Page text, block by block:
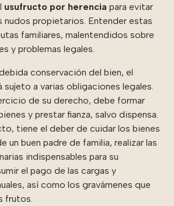
usufructo por herencia para evitar
propietarios. Entender estas
familiares, malentendidos sobre
y problemas legales.
conservación del bien, el
a varias obligaciones legales.
de su derecho, debe formar
y prestar fianza, salvo dispensa.
tiene el deber de cuidar los bienes
un buen padre de familia, realizar las
indispensables para su
el pago de las cargas y
así como los gravámenes que
frutos.